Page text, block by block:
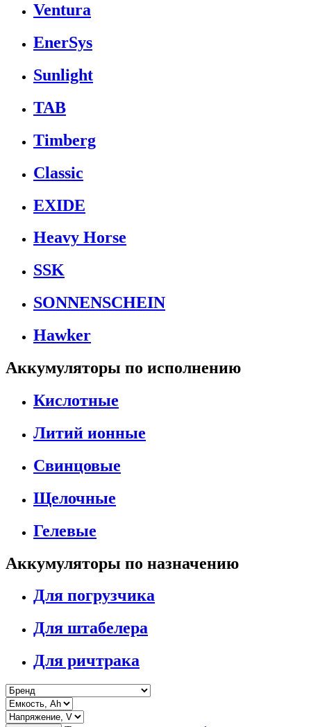
Ventura
EnerSys
Sunlight
TAB
Timberg
Classic
EXIDE
Heavy Horse
SSK
SONNENSCHEIN
Hawker
Аккумуляторы по исполнению
Кислотные
Литий ионные
Свинцовые
Щелочные
Гелевые
Аккумуляторы по назначению
Для погрузчика
Для штабелера
Для ричтрака